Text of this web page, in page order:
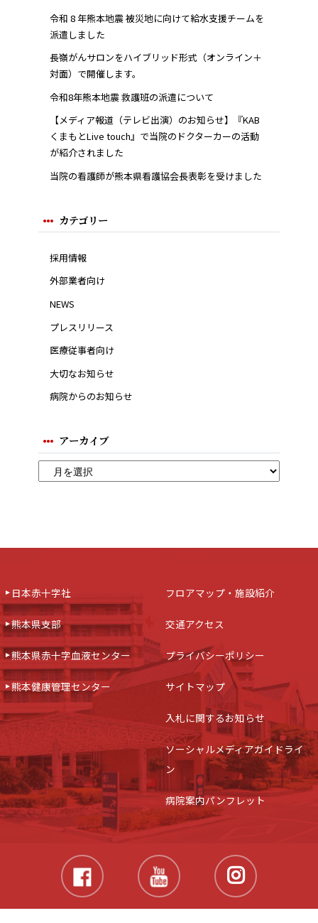
令和 8 年熊本地震 被災地に向けて給水支援チームを
派遣しました
長嶺がんサロンをハイブリッド形式（オンライン＋
対面）で開催します。
令和8年熊本地震 救護班の派遣について
【メディア報道（テレビ出演）のお知らせ】『KAB
くまもとLive touch』で当院のドクターカーの活動
が紹介されました
当院の看護師が熊本県看護協会長表彰を受けました
カテゴリー
採用情報
外部業者向け
NEWS
プレスリリース
医療従事者向け
大切なお知らせ
病院からのお知らせ
アーカイブ
日本赤十字社
熊本県支部
熊本県赤十字血液センター
熊本健康管理センター
フロアマップ・施設紹介
交通アクセス
プライバシーポリシー
サイトマップ
入札に関するお知らせ
ソーシャルメディアガイドライ
ン
病院案内パンフレット